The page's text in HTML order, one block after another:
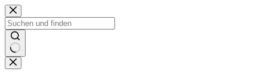
Zum
Inhalt
springen
Keine
Ergebnisse